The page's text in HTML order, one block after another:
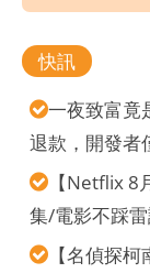
快訊
一夜致富竟
退款，開發者
【Netflix 8
集/電影不踩
【名偵探